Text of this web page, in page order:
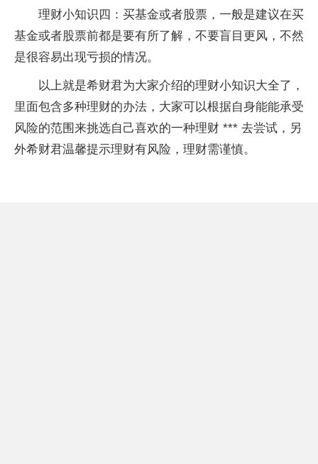
理财小知识四：买基金或者股票，一般是建议在买
基金或者股票前都是要有所了解，不要盲目更风，不然
是很容易出现亏损的情况。
以上就是希财君为大家介绍的理财小知识大全了，
里面包含多种理财的办法，大家可以根据自身能能承受
风险的范围来挑选自己喜欢的一种理财 *** 去尝试，另
外希财君温馨提示理财有风险，理财需谨慎。